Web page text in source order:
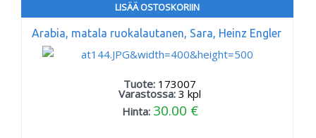
LISÄÄ OSTOSKORIIN
Arabia, matala ruokalautanen, Sara, Heinz Engler
Tuote: 173007
Varastossa:3 kpl
Hinta: 30.00 €